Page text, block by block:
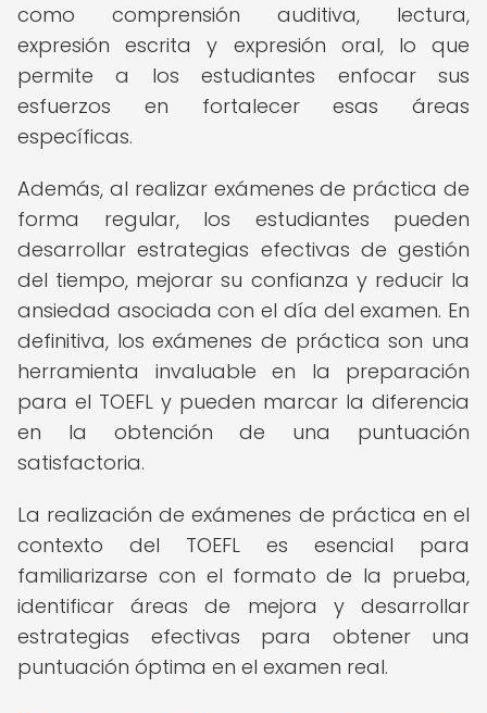
como comprensión auditiva, lectura,
expresión escrita y expresión oral, lo que
permite a los estudiantes enfocar sus
esfuerzos en fortalecer esas áreas
específicas.
Además, al realizar exámenes de práctica de
forma regular, los estudiantes pueden
desarrollar estrategias efectivas de gestión
del tiempo, mejorar su confianza y reducir la
ansiedad asociada con el día del examen. En
definitiva, los exámenes de práctica son una
herramienta invaluable en la preparación
para el TOEFL y pueden marcar la diferencia
en la obtención de una puntuación
satisfactoria.
La realización de exámenes de práctica en el
contexto del TOEFL es esencial para
familiarizarse con el formato de la prueba,
identificar áreas de mejora y desarrollar
estrategias efectivas para obtener una
puntuación óptima en el examen real.